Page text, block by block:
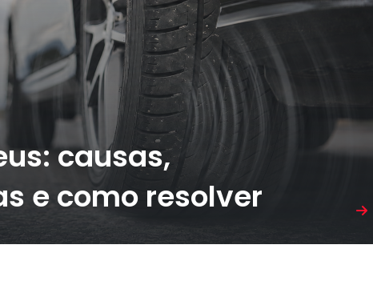
causas,
e como resolver